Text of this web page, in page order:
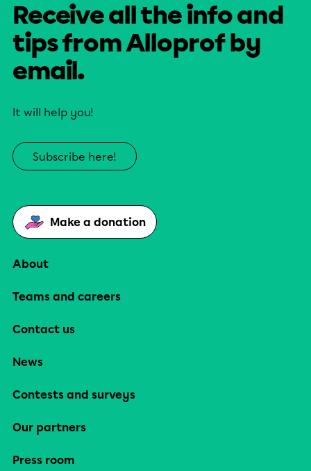
Receive all the info and
tips from Alloprof by
email.
It will help you!
Subscribe here!
Make a donation
About
Teams and careers
Contact us
News
Contests and surveys
Our partners
Press room